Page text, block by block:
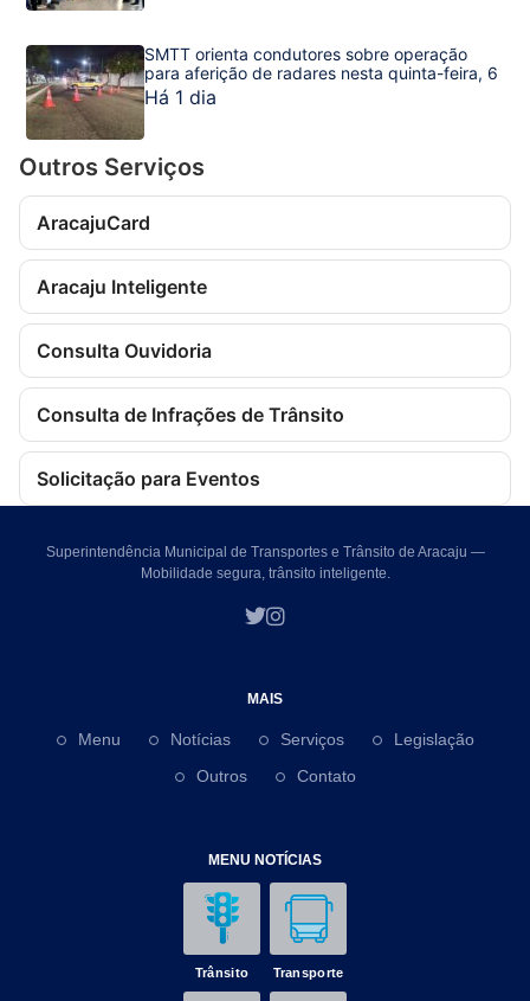
SMTT orienta condutores sobre operação
para aferição de radares nesta quinta-feira, 6
Há 1 dia
Outros Serviços
AracajuCard
Aracaju Inteligente
Consulta Ouvidoria
Consulta de Infrações de Trânsito
Solicitação para Eventos
Superintendência Municipal de Transportes e Trânsito de Aracaju —
Mobilidade segura, trânsito inteligente.
MAIS
Menu Notícias Serviços
Legislação
Outros
Contato
MENU NOTÍCIAS
Trânsito Transporte